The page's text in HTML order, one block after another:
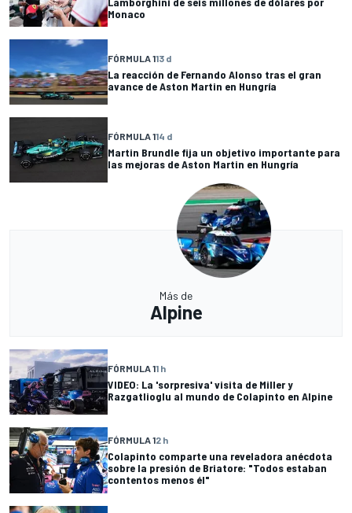
Monaco
FÓRMULA 113 d
La reacción de Fernando Alonso tras el gran
avance de Aston Martin en Hungría
FÓRMULA 114 d
Martin Brundle fija un objetivo importante para
las mejoras de Aston Martin en Hungría
Más de
Alpine
FÓRMULA 11 h
VIDEO: La 'sorpresiva' visita de Miller y
Razgatlioglu al mundo de Colapinto en Alpine
FÓRMULA 12 h
Colapinto comparte una reveladora anécdota
sobre la presión de Briatore: "Todos estaban
contentos menos él"